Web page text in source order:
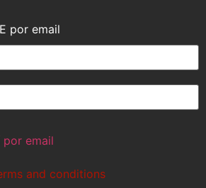
por email
and conditions